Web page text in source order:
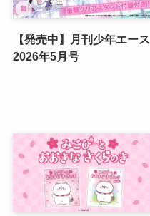
【発売中】月刊少年エース
2026年5月号